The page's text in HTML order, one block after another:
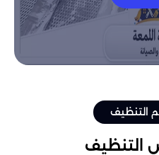
التنظيف
التنظيف